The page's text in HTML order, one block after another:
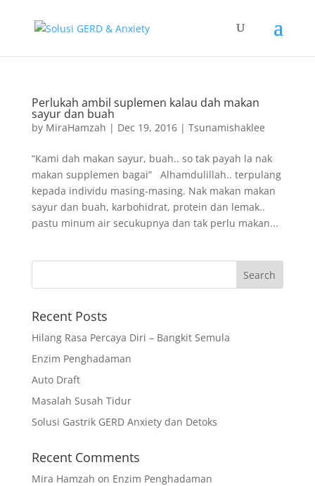
Perlukah ambil suplemen kalau dah makan
sayur dan buah
by MiraHamzah | Dec 19, 2016| Tsunamishaklee
“Kami dah makan sayur, buah.. so tak payah la nak
makan supplemen bagai” Alhamdulillah.. terpulang
kepada individu masing-masing. Nak makan makan
sayur dan buah, karbohidrat, protein dan lemak..
pastu minum air secukupnya dan tak perlu makan...
Recent Posts
Hilang Rasa Percaya Diri – Bangkit Semula
Enzim Penghadaman
Auto Draft
Masalah Susah Tidur
Solusi Gastrik GERD Anxiety dan Detoks
Recent Comments
Mira Hamzah on Enzim Penghadaman